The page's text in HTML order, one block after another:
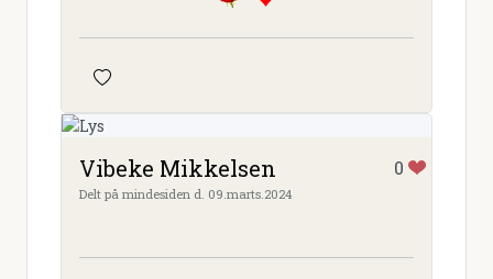
Vibeke Mikkelsen 0
Delt på mindesiden d. 09.marts.2024